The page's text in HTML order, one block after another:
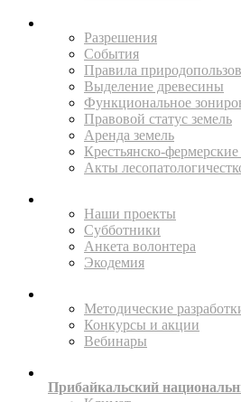
Разрешения
События
Правила
Выделение древесины
Функциональное
Правовой статус земель
Аренда земель
Крестьянско-фермерские
Акты
Наши проекты
Субботники
Анкета волонтера
Экодемия
Методические
Конкурсы и акции
Вебинары
Прибайкальский